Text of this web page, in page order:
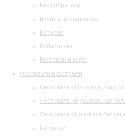
Как добраться
Визит в филармонию
История
Библиотека
Ресторан и кафе
Фестивали и гастроли
Фестиваль «Площадь
Фестиваль «Музыкальная
Фестиваль «Барокко в белую
Гастроли